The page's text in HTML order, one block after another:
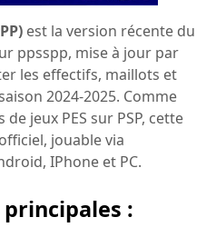
est la version récente du
ppsspp, mise à jour par
les effectifs, maillots et
2024-2025. Comme
jeux PES sur PSP, cette
jouable via
IPhone et PC.
: